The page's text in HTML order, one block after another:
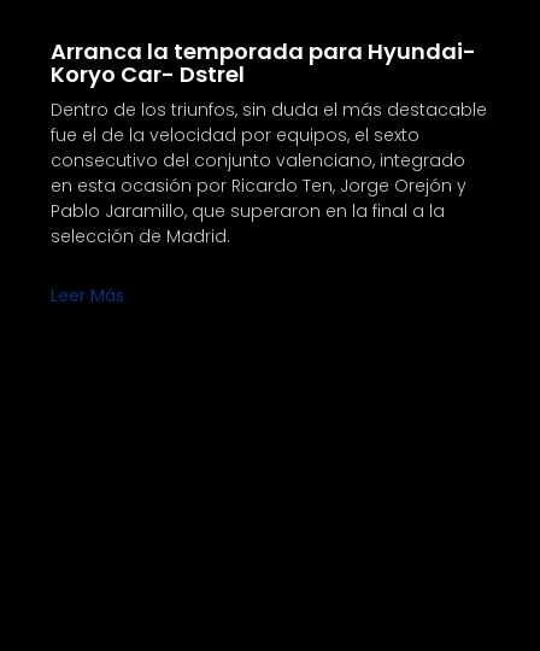
Arranca la temporada para Hyundai-
Koryo Car- Dstrel
Dentro de los triunfos, sin duda el más destacable
fue el de la velocidad por equipos, el sexto
consecutivo del conjunto valenciano, integrado
en esta ocasión por Ricardo Ten, Jorge Orejón y
Pablo Jaramillo, que superaron en la final a la
selección de Madrid.
Leer Más